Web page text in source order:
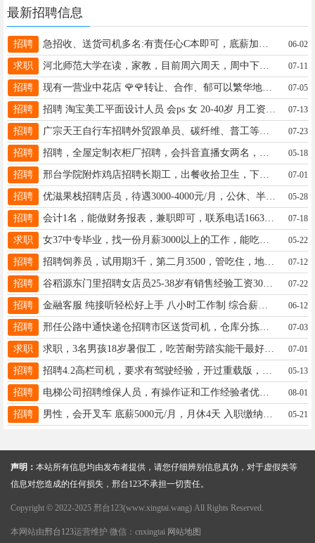
最新招聘信息
招聘 06-02
求职 河北师范大学在读，家教，目前周六周天，周中下午1点到3点，7点到9点还没有安排学生19563616037详情细聊 07-11
招聘 现有一营业中花店 🌹🌹转让、合作、郁可以繁华地段停车方便。零投资合作。电话13932961846 07-05
招聘 07-13
招聘 广宗天王自行车招聘外贸跟单员、碳纤维、普工等，免费住宿，宿舍有空调，待遇优厚，免费午餐，电话13172686055 同V 07-23
招聘 05-18
招聘 邢台学院附炸鸡店招聘长期工，出餐收拾卫生，下午3.30-12.30要求女40左右工资3300元。13223257757 07-01
招聘 优滋果栈招聘店员，待遇3000-4000元/月，公休、半天班、就近门店分配，电话：17320883257 05-28
招聘 会计1名，能做财务报表，兼职即可，联系电话16632915526 07-18
求职 女37中专毕业，找一份月薪3000以上的工作，能吃苦耐劳，正常班的工作19913035657 05-22
招聘 招聘饲养员，试用期3千，第二月3500，管吃住，地址羊范镇18632081225 07-12
招聘 谷稻源东门里招聘女店员25-38岁有销售经验工资3000-5000五四街店招1人15127971101 07-22
招聘 金融客服 纯接听轻松好上手 八小时工作制 综合薪资5k-1w 联系16603197719同v 06-12
招聘 邢任公路中通快递仓招聘市区送货司机，仓库分拣员数名，联系电话：15031940435 07-03
求职 求职，3名男孩18岁暑假工，吃苦耐劳踏实能干最好在桥西需要的老板联系13932967762 07-01
招聘 05-13
招聘 电梯公司招聘维保人员，有操作证和工作经验者优先录用，待遇面议，联系电话13230958101。 08-01
招聘 05-21
声明： 本站所有信息均由发布者提供，请您仔细辨别信息真伪，对于虚假类等
信息对您造成的任何损失，邢台123不承担一切责任。
Copyright © 2022-2025 邢台123(www.xingtai.wang) All Rights Reserved.
本网站由邢台123运营维护 微信：cnxingtai 网站地图